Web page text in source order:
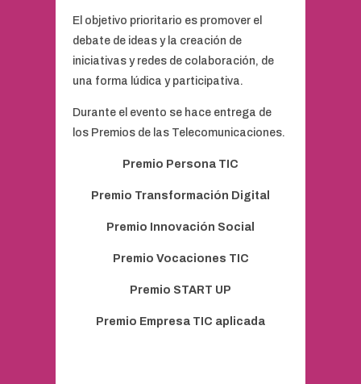
El objetivo prioritario es promover el
debate de ideas y la creación de
iniciativas y redes de colaboración, de
una forma lúdica y participativa.
Durante el evento se hace entrega de
los Premios de las Telecomunicaciones.
Premio Persona TIC
Premio Transformación Digital
Premio Innovación Social
Premio Vocaciones TIC
Premio START UP
Premio Empresa TIC aplicada